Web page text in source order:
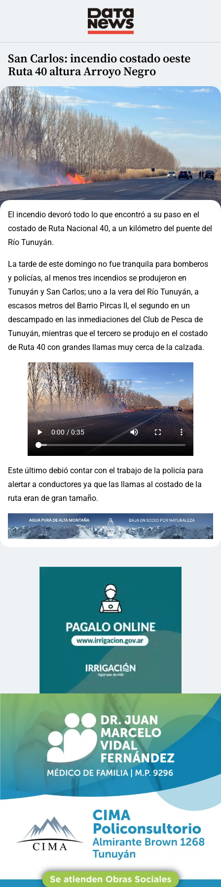
San Carlos: incendio costado oeste
Ruta 40 altura Arroyo Negro
El incendio devoró todo lo que encontró a su paso en el
costado de Ruta Nacional 40, a un kilómetro del puente del
Río Tunuyán.
La tarde de este domingo no fue tranquila para bomberos
y policías, al menos tres incendios se produjeron en
Tunuyán y San Carlos; uno a la vera del Río Tunuyán, a
escasos metros del Barrio Pircas II, el segundo en un
descampado en las inmediaciones del Club de Pesca de
Tunuyán, mientras que el tercero se produjo en el costado
de Ruta 40 con grandes llamas muy cerca de la calzada.
Este último debió contar con el trabajo de la policía para
alertar a conductores ya que las llamas al costado de la
ruta eran de gran tamaño.